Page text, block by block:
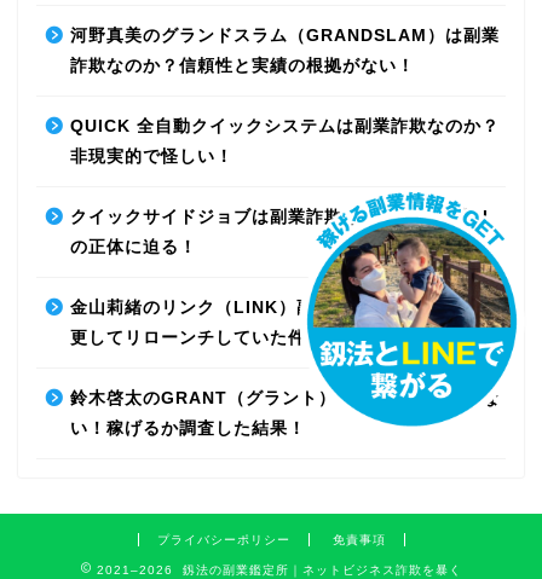
河野真美のグランドスラム（GRANDSLAM）は副業
詐欺なのか？信頼性と実績の根拠がない！
QUICK 全自動クイックシステムは副業詐欺なのか？
非現実的で怪しい！
クイックサイドジョブは副業詐欺なのか？最先端AI
の正体に迫る！
金山莉緒のリンク（LINK）副業詐欺！運営会社を変
更してリローンチしていた件！【再編集】
鈴木啓太のGRANT（グラント）は副業詐欺で稼げな
い！稼げるか調査した結果！
プライバシーポリシー 免責事項
2021–2026 釼法の副業鑑定所｜ネットビジネス詐欺を暴く